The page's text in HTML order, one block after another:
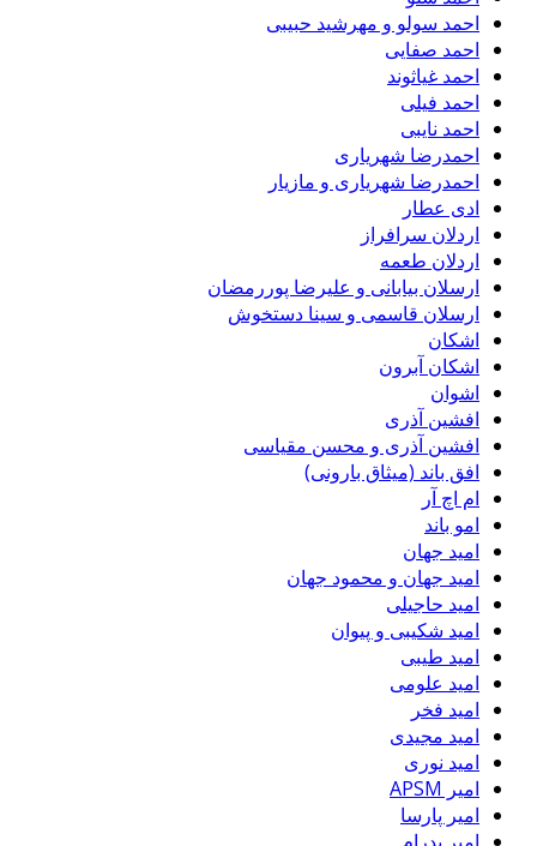
احمد سولو و مهرشید حبیبی
احمد صفایی
احمد غیاثوند
احمد فیلی
احمد نایبی
احمدرضا شهریاری
احمدرضا شهریاری و مازیار
ادی عطار
اردلان سرافراز
اردلان طعمه
ارسلان بیابانی و علیرضا پوررمضان
ارسلان قاسمی و سینا دستخوش
اشکان
اشکان آبرون
اشوان
افشین آذری
افشین آذری و محسن مقیاسی
افق باند (میثاق بارونی)
ام اچ آر
امو باند
امید جهان
امید جهان و محمود جهان
امید حاجیلی
امید شکیبی و پیوان
امید طیبی
امید علومی
امید فخر
امید مجیدی
امید نوری
امیر APSM
امیر پارسا